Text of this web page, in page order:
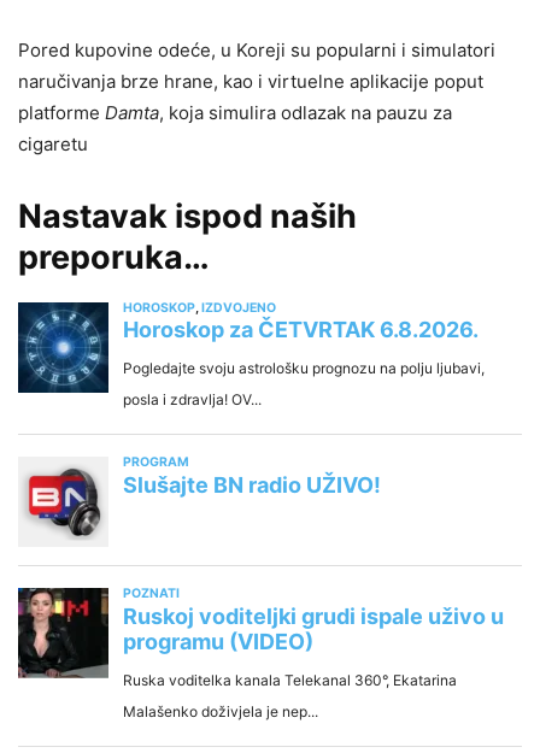
Pored kupovine odeće, u Koreji su popularni i simulatori
naručivanja brze hrane, kao i virtuelne aplikacije poput
platforme Damta, koja simulira odlazak na pauzu za
cigaretu
Nastavak ispod naših
preporuka…